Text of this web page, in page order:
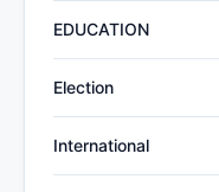
EDUCATION
Election
International